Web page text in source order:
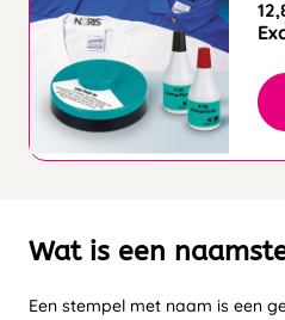
Wat is een
Een stempel met naam is een